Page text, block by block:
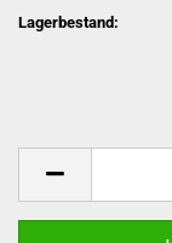
Lagerbestand: